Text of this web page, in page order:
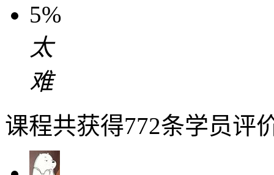
5%
太
难
课程共获得772条学员评